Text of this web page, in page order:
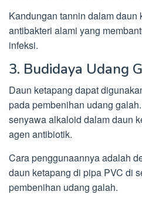
Kandungan tannin dalam daun
antibakteri alami yang
infeksi.
3. Budidaya Udang
Daun ketapang dapat
pada pembenihan udang
senyawa alkaloid dalam daun
agen antibiotik.
Cara penggunaannya adalah
daun ketapang di pipa PVC di
pembenihan udang galah.